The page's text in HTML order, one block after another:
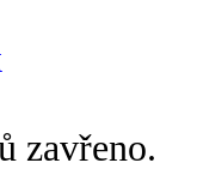
zavřeno.